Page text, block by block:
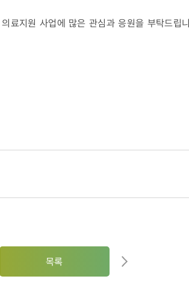
료지원 사업에 많은 관심과 응원을 부탁드립
목록